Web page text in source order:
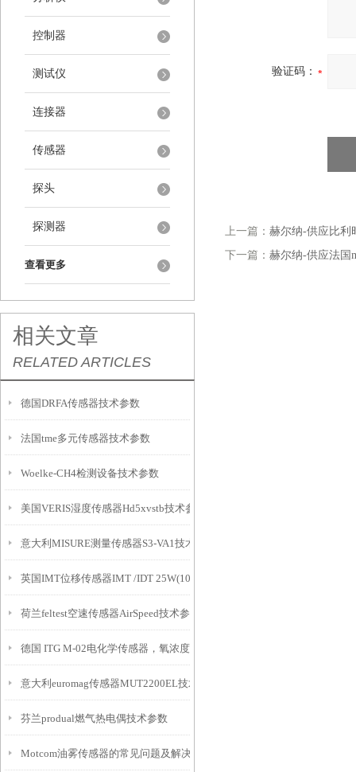
控制器
测试仪
连接器
传感器
探头
探测器
查看更多
相关文章
RELATED ARTICLES
德国DRFA传感器技术参数
法国tme多元传感器技术参数
Woelke-CH4检测设备技术参数
美国VERIS湿度传感器Hd5xvstb技术参数
意大利MISURE测量传感器S3-VA1技术参数
英国IMT位移传感器IMT /IDT 25W(10m)产品介绍
荷兰feltest空速传感器AirSpeed技术参数
德国 ITG M-02电化学传感器，氧浓度传感器，医用氧气传感器，呼吸机用
意大利euromag传感器MUT2200EL技术参数
芬兰produal燃气热电偶技术参数
Motcom油雾传感器的常见问题及解决方法
验证码：
上一篇： 赫尔纳-供应比利
下一篇： 赫尔纳-供应法国